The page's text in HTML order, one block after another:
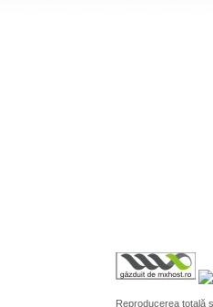
Reproducerea totală